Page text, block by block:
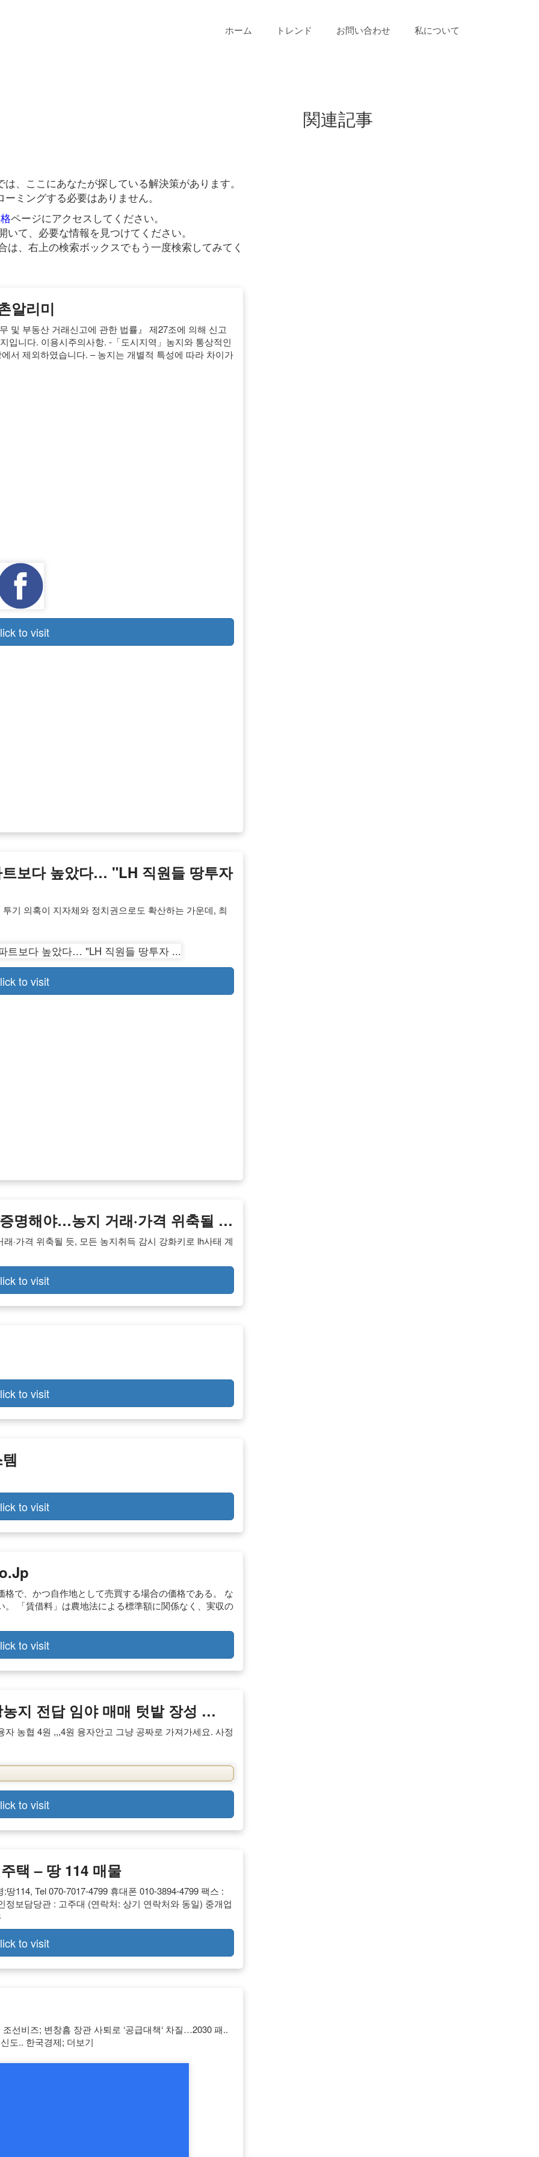
ホーム トレンド お問い合わせ 私について
、ここにあなたが探している解決策があります。
ミングする必要はありません。
ページにアクセスしてください。
て、必要な情報を見つけてください。
は、右上の検索ボックスでもう一度検索してみてく
알리미
및 부동산 거래신고에 관한 법률』 제27조에 의해 신고
입니다. 이용시주의사항. -「도시지역」농지와 통상적인
서 제외하였습니다. – 농지는 개별적 특성에 따라 차이가
to visit
보다 높았다… "LH 직원들 땅투자
기 의혹이 지자체와 정치권으로도 확산하는 가운데, 최
to visit
명해야…농지 거래·가격 위축될 …
·가격 위축될 듯, 모든 농지취득 감시 강화키로 lh사태 계
to visit
to visit
to visit
で、かつ自作地として売買する場合の価格である。 な
「賃借料」は農地法による標準額に関係なく、実収の
to visit
지 전답 임야 매매 텃밭 장성 …
농협 4원 ,,,4원 융자안고 그냥 공짜로 가져가세요. 사정
to visit
택 – 땅 114 매물
114, Tel 070-7017-4799 휴대폰 010-3894-4799 팩스 :
정보담당관 : 고주대 (연락처: 상기 연락처와 동일) 중개업
to visit
선비즈; 변창흠 장관 사퇴로 ‘공급대책‘ 차질…2030 패..
도.. 한국경제; 더보기
関連記事